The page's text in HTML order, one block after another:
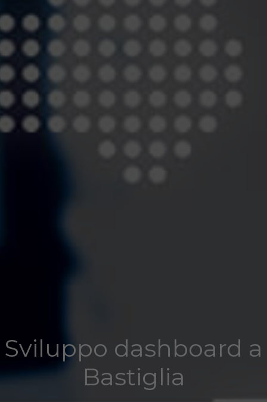
Sviluppo dashboard a
Bastiglia